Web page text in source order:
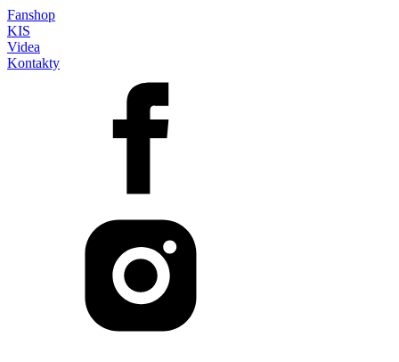
Fanshop
KIS
Videa
Kontakty